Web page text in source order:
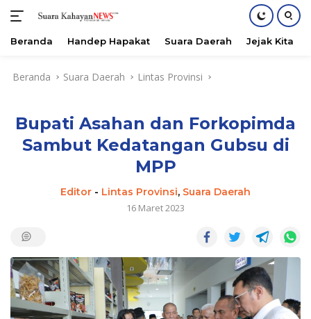
Beranda Handep Hapakat Suara Daerah Jejak Kita
Beranda Suara Daerah Lintas Provinsi
Bupati Asahan dan Forkopimda
Sambut Kedatangan Gubsu di
MPP
Editor - Lintas Provinsi, Suara Daerah
16 Maret 2023